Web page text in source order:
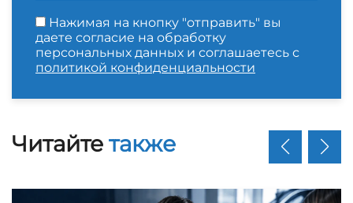
Нажимая на кнопку "отправить" вы
даете согласие на обработку
персональных данных и соглашаетесь с
политикой конфиденциальности
Читайте также